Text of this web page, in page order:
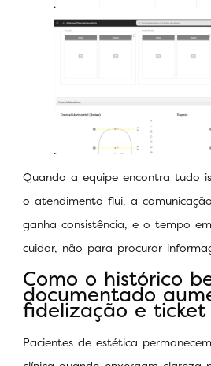
Quando a equipe encontra tudo
o atendimento flui, a
ganha consistência, e o tempo
cuidar, não para procurar
Como o histórico
documentado
fidelização e ticket
Pacientes de estética